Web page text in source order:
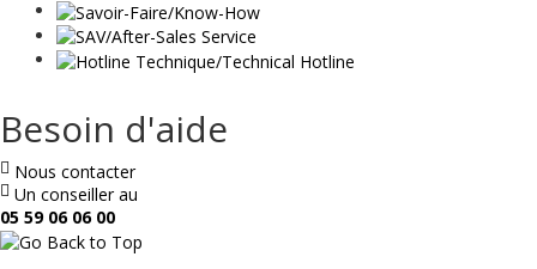
Besoin d'aide
Nous contacter
Un conseiller au
05 59 06 06 00